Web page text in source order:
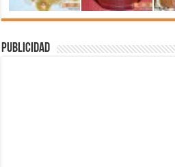
Publicidad